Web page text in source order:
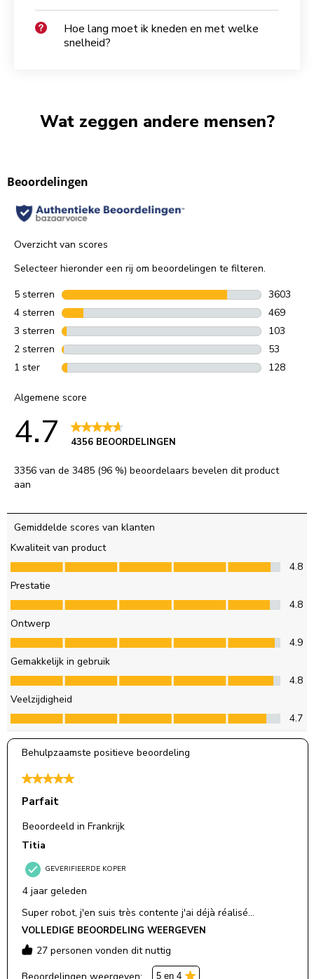
Hoe lang moet ik kneden en met welke
snelheid?
Wat zeggen andere mensen?